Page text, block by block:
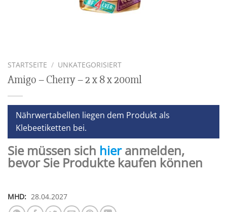
STARTSEITE / UNKATEGORISIERT
Amigo – Cherry – 2 x 8 x 200ml
Nährwertabellen liegen dem Produkt als
Klebeetiketten bei.
Sie müssen sich hieranmelden,
bevor Sie Produkte kaufen können
MHD: 28.04.2027